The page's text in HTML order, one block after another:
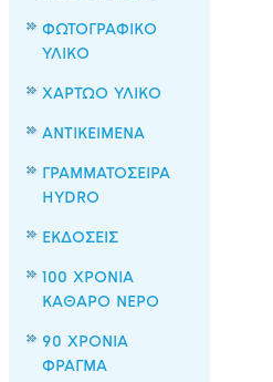
ΦΩΤΟΓΡΑΦΙΚΟ
ΥΛΙΚΟ
ΧΑΡΤΩΟ ΥΛΙΚΟ
ΑΝΤΙΚΕΙΜΕΝΑ
ΓΡΑΜΜΑΤΟΣΕΙΡΑ
HYDRO
ΕΚΔΟΣΕΙΣ
100 ΧΡΟΝΙΑ
ΚΑΘΑΡΟ ΝΕΡΟ
90 ΧΡΟΝΙΑ
ΦΡΑΓΜΑ